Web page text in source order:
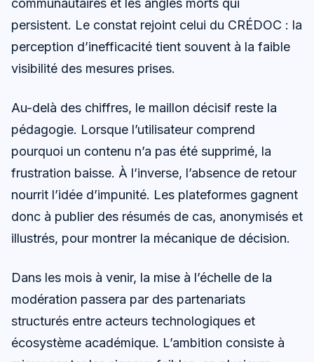
persistent. Le constat rejoint celui du CRÉDOC : la
perception d’inefficacité tient souvent à la faible
visibilité des mesures prises.
Au-delà des chiffres, le maillon décisif reste la
pédagogie. Lorsque l’utilisateur comprend
pourquoi un contenu n’a pas été supprimé, la
frustration baisse. À l’inverse, l’absence de retour
nourrit l’idée d’impunité. Les plateformes gagnent
donc à publier des résumés de cas, anonymisés et
illustrés, pour montrer la mécanique de décision.
Dans les mois à venir, la mise à l’échelle de la
modération passera par des partenariats
structurés entre acteurs technologiques et
écosystème académique. L’ambition consiste à